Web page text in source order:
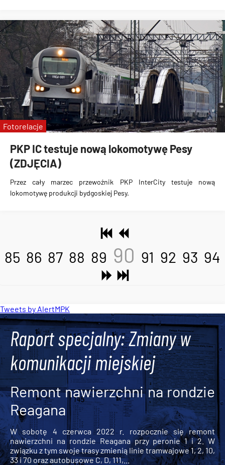
PKP IC testuje nową lokomotywę Pesy
(ZDJĘCIA)
Przez cały marzec przewoźnik PKP InterCity testuje nową
lokomotywę produkcji bydgoskiej Pesy.
Fotorelacje
85 86 87 88 89 90 91 92 93 94
Tweets by AlertMPK
Raport specjalny: Zmiany w
komunikacji miejskiej
Remont nawierzchni na rondzie
Reagana
W sobotę 4 czerwca 2022 r. rozpocznie się remont
nawierzchni na rondzie Reagana przy peronie 1 i 2. W
związku z tym swoje trasy zmienią linie tramwajowe 1, 2, 10,
33 i 70 oraz autobusowe C, D, 111,...